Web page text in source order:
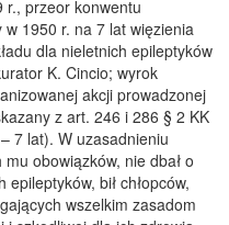
r., przeor konwentu
1950 r. na 7 lat więzienia
dla nieletnich epileptyków
K. Cincio; wyrok
akcji prowadzonej
z art. 246 i 286 § 2 KK
7 lat). W uzasadnieniu
obowiązków, nie dbał o
bił chłopców,
wszelkim zasadom